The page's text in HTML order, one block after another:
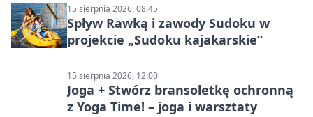
15 sierpnia 2026, 08:45
Spływ Rawką i zawody Sudoku w
projekcie „Sudoku kajakarskie”
15 sierpnia 2026, 12:00
Joga + Stwórz bransoletkę ochronną
z Yoga Time! – joga i warsztaty